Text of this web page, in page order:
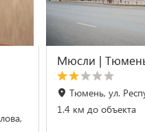
Мюсли |
Тюмень, ул.
1.4 км до объекта